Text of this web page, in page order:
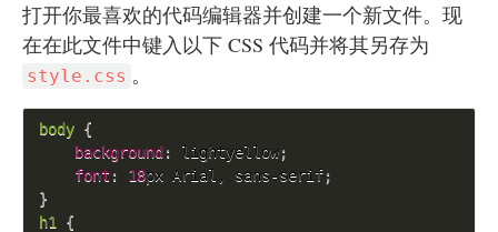
打开你最喜欢的代码编辑器并创建一个新文件。现
在在此文件中键入以下 CSS 代码并将其另存为
style.css 。
body {
background: lightyellow;
font : 18px Arial, sans-serif;
}
h1 {